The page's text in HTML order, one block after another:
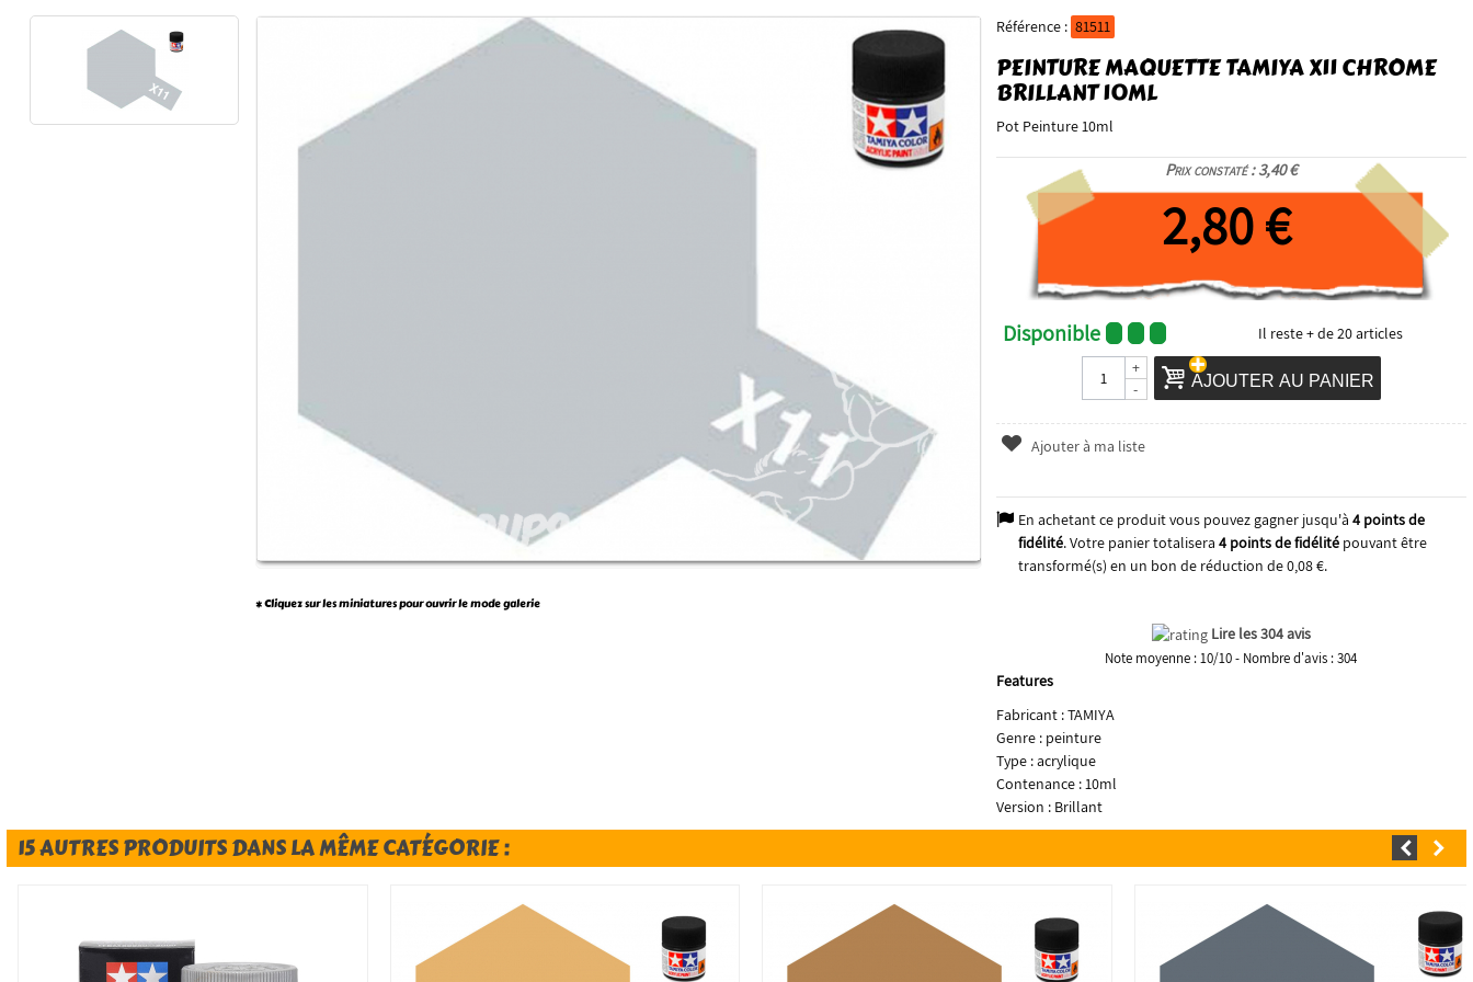
Référence : 81511
PEINTURE MAQUETTE TAMIYA X11 CHROME
BRILLANT 10ML
Pot Peinture 10ml
Prix constaté : 3,40 €
2,80 €
Disponible Il reste+ de 20articles
-
+
AJOUTER AU PANIER
Ajouter à ma liste
En achetant ce produit vous pouvez gagner jusqu'à 4points de
fidélité. Votre panier totalisera 4points de fidélitépouvant être
transformé(s) en un bon de réduction de0,08 €.
Lire les 304 avis
Note moyenne :10/10- Nombre d'avis :304
Features
Fabricant : TAMIYA
Genre : peinture
Type : acrylique
Contenance : 10ml
Version : Brillant
* Cliquez sur les miniatures pour ouvrir le mode galerie
15 AUTRES PRODUITS DANS LA MÊME CATÉGORIE :